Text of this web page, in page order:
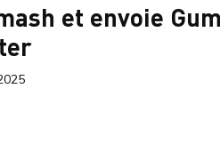
et envoie
AUX